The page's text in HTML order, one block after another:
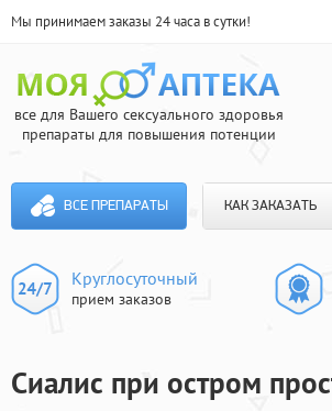
Мы принимаем заказы 24 часа в сутки!
все для Вашего сексуального здоровья
препараты для повышения потенции
ВСЕ ПРЕПАРАТЫ КАК ЗАКАЗАТЬ
Круглосуточный
прием заказов
Сиалис при остром